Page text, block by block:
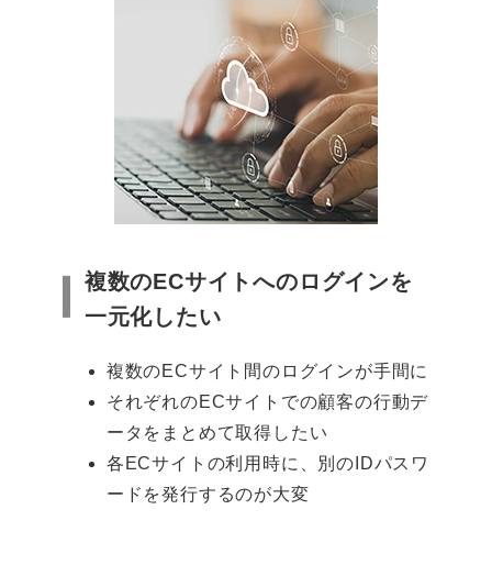
複数のECサイトへのログインを
一元化したい
複数のECサイト間のログインが手間に
それぞれのECサイトでの顧客の行動デ
ータをまとめて取得したい
各ECサイトの利用時に、別のIDパスワ
ードを発行するのが大変